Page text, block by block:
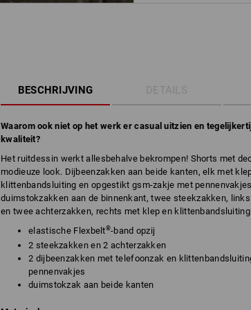
BESCHRIJVING DETAILS
Waarom ook niet op het werk er casual uitzien en
kwaliteit?
Het ruitdessin werkt allesbehalve bekrompen! Shorts met
modieuze look. Dijbeenzakken aan beide kanten, elk met
klittenbandsluiting en opgestikt gsm-zakje met
duimstokzakken aan de binnenkant, twee steekzakken,
en twee achterzakken, rechts met klep en
elastische Flexbelt®-band opzij
2 steekzakken en 2 achterzakken
2 dijbeenzakken met telefoonzak en
pennenvakjes
duimstokzak aan beide kanten